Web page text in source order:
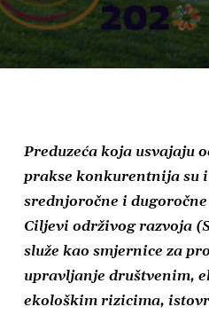
Preduzeća koja usvajaju
prakse konkurentnija su
srednjoročne i
Ciljevi održivog razvoja
služe kao smjernice za
upravljanje društvenim,
ekološkim rizicima,